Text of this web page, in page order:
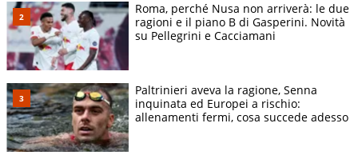
Roma, perché Nusa non arriverà: le due
ragioni e il piano B di Gasperini. Novità
su Pellegrini e Cacciamani
Paltrinieri aveva la ragione, Senna
inquinata ed Europei a rischio:
allenamenti fermi, cosa succede adesso